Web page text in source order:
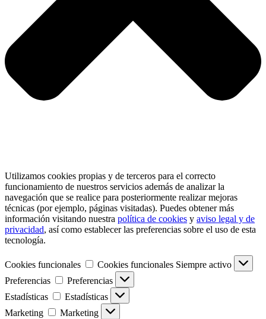
Utilizamos cookies propias y de terceros para el correcto
funcionamiento de nuestros servicios además de analizar la
navegación que se realice para posteriormente realizar mejoras
técnicas (por ejemplo, páginas visitadas). Puedes obtener más
información visitando nuestra política de cookies y aviso legal y de
privacidad, así como establecer las preferencias sobre el uso de esta
tecnología.
Cookies funcionales Cookies funcionales Siempre activo
Preferencias
Preferencias
Estadísticas
Estadísticas
Marketing
Marketing